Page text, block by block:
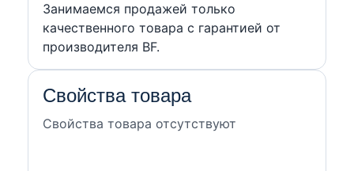
Занимаемся продажей только
качественного товара с гарантией от
производителя BF.
Свойства товара
Свойства товара отсутствуют